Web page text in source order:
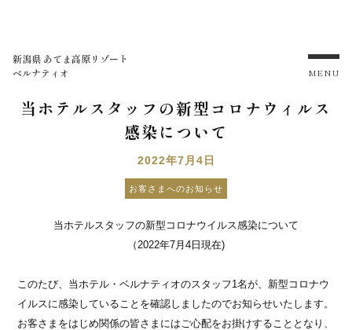
新潟県 あてま高原リゾート
ベルナティオ
MENU
当ホテルスタッフの新型コロナウィルス
感染について
2022年7月4日
お客さまへのお知らせ
当ホテルスタッフの新型コロナウイルス感染について
（2022年7月4日現在)
このたび、当ホテル・ベルナティオのスタッフ1名が、新型コロナウ
イルスに感染していることを確認しましたのでお知らせいたします。
お客さまをはじめ関係の皆さまにはご心配をお掛けすることとなり、